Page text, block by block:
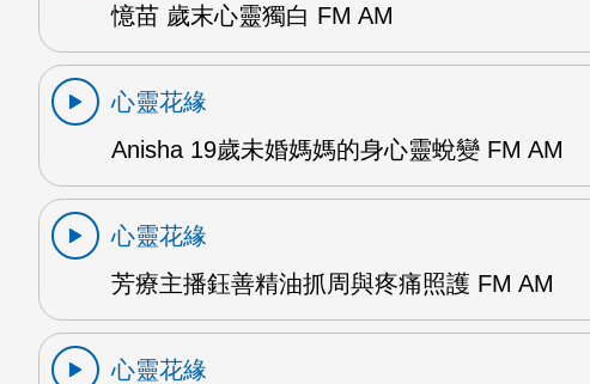
憶苗 歲末心靈獨白 FM AM
心靈花緣
Anisha 19歲未婚媽媽的身心靈蛻變 FM AM
心靈花緣
芳療主播鈺善精油抓周與疼痛照護 FM AM
心靈花緣